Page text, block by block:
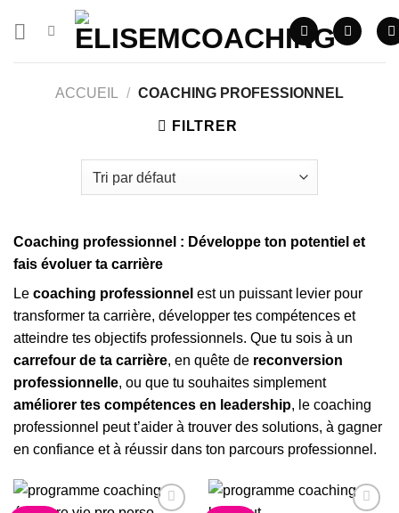
ACCUEIL / COACHING PROFESSIONNEL
FILTRER
Coaching professionnel : Développe ton potentiel et
fais évoluer ta carrière
Le coaching professionnel est un puissant levier pour
transformer ta carrière, développer tes compétences et
atteindre tes objectifs professionnels. Que tu sois à un
carrefour de ta carrière, en quête de reconversion
professionnelle, ou que tu souhaites simplement
améliorer tes compétences en leadership, le coaching
professionnel peut t’aider à trouver des solutions, à gagner
en confiance et à réussir dans ton parcours professionnel.